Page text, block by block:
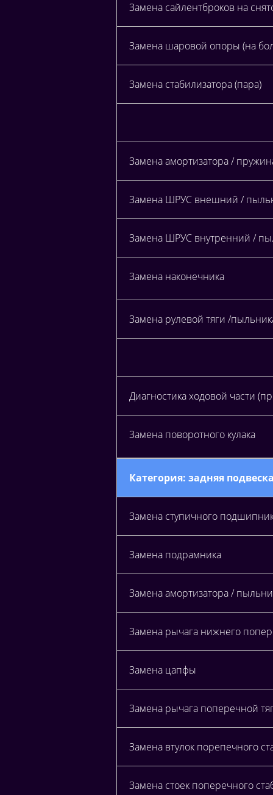
Замена сайлентброков на
Замена шаровой опоры (на
Замена стабилизатора (пара)
Замена амортизатора /
Замена ШРУС внешний /
Замена ШРУС внутренний /
Замена наконечника
Замена рулевой тяги /
Диагностика ходовой части
Замена поворотного кулака
Категория: задняя
Замена ступичного
Замена подрамника
Замена амортизатора /
Замена рычага нижнего
Замена цапфы
Замена рычага поперечной
Замена втулок порепечного
Замена стоек поперечного